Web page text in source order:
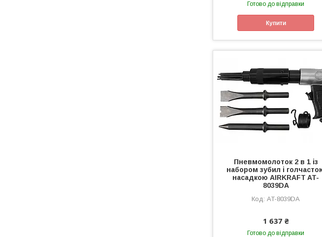
Готово до відправки
Купити
Пневмомолоток 2 в 1 із
набором зубил і
насадкою AIRKRAFT AT-
8039DA
AT-8039DA
1 637 ₴
Готово до відправки